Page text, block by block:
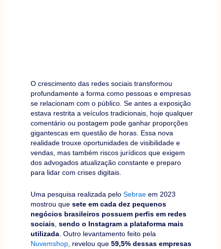
O crescimento das redes sociais transformou
profundamente a forma como pessoas e empresas
se relacionam com o público. Se antes a exposição
estava restrita a veículos tradicionais, hoje qualquer
comentário ou postagem pode ganhar proporções
gigantescas em questão de horas. Essa nova
realidade trouxe oportunidades de visibilidade e
vendas, mas também riscos jurídicos que exigem
dos advogados atualização constante e preparo
para lidar com crises digitais.
Uma pesquisa realizada pelo Sebraeem 2023
mostrou que sete em cada dez pequenos
negócios brasileiros possuem perfis em redes
sociais, sendo o Instagram a plataforma mais
utilizada. Outro levantamento feito pela
Nuvemshop, revelou que 59,5% dessas empresas